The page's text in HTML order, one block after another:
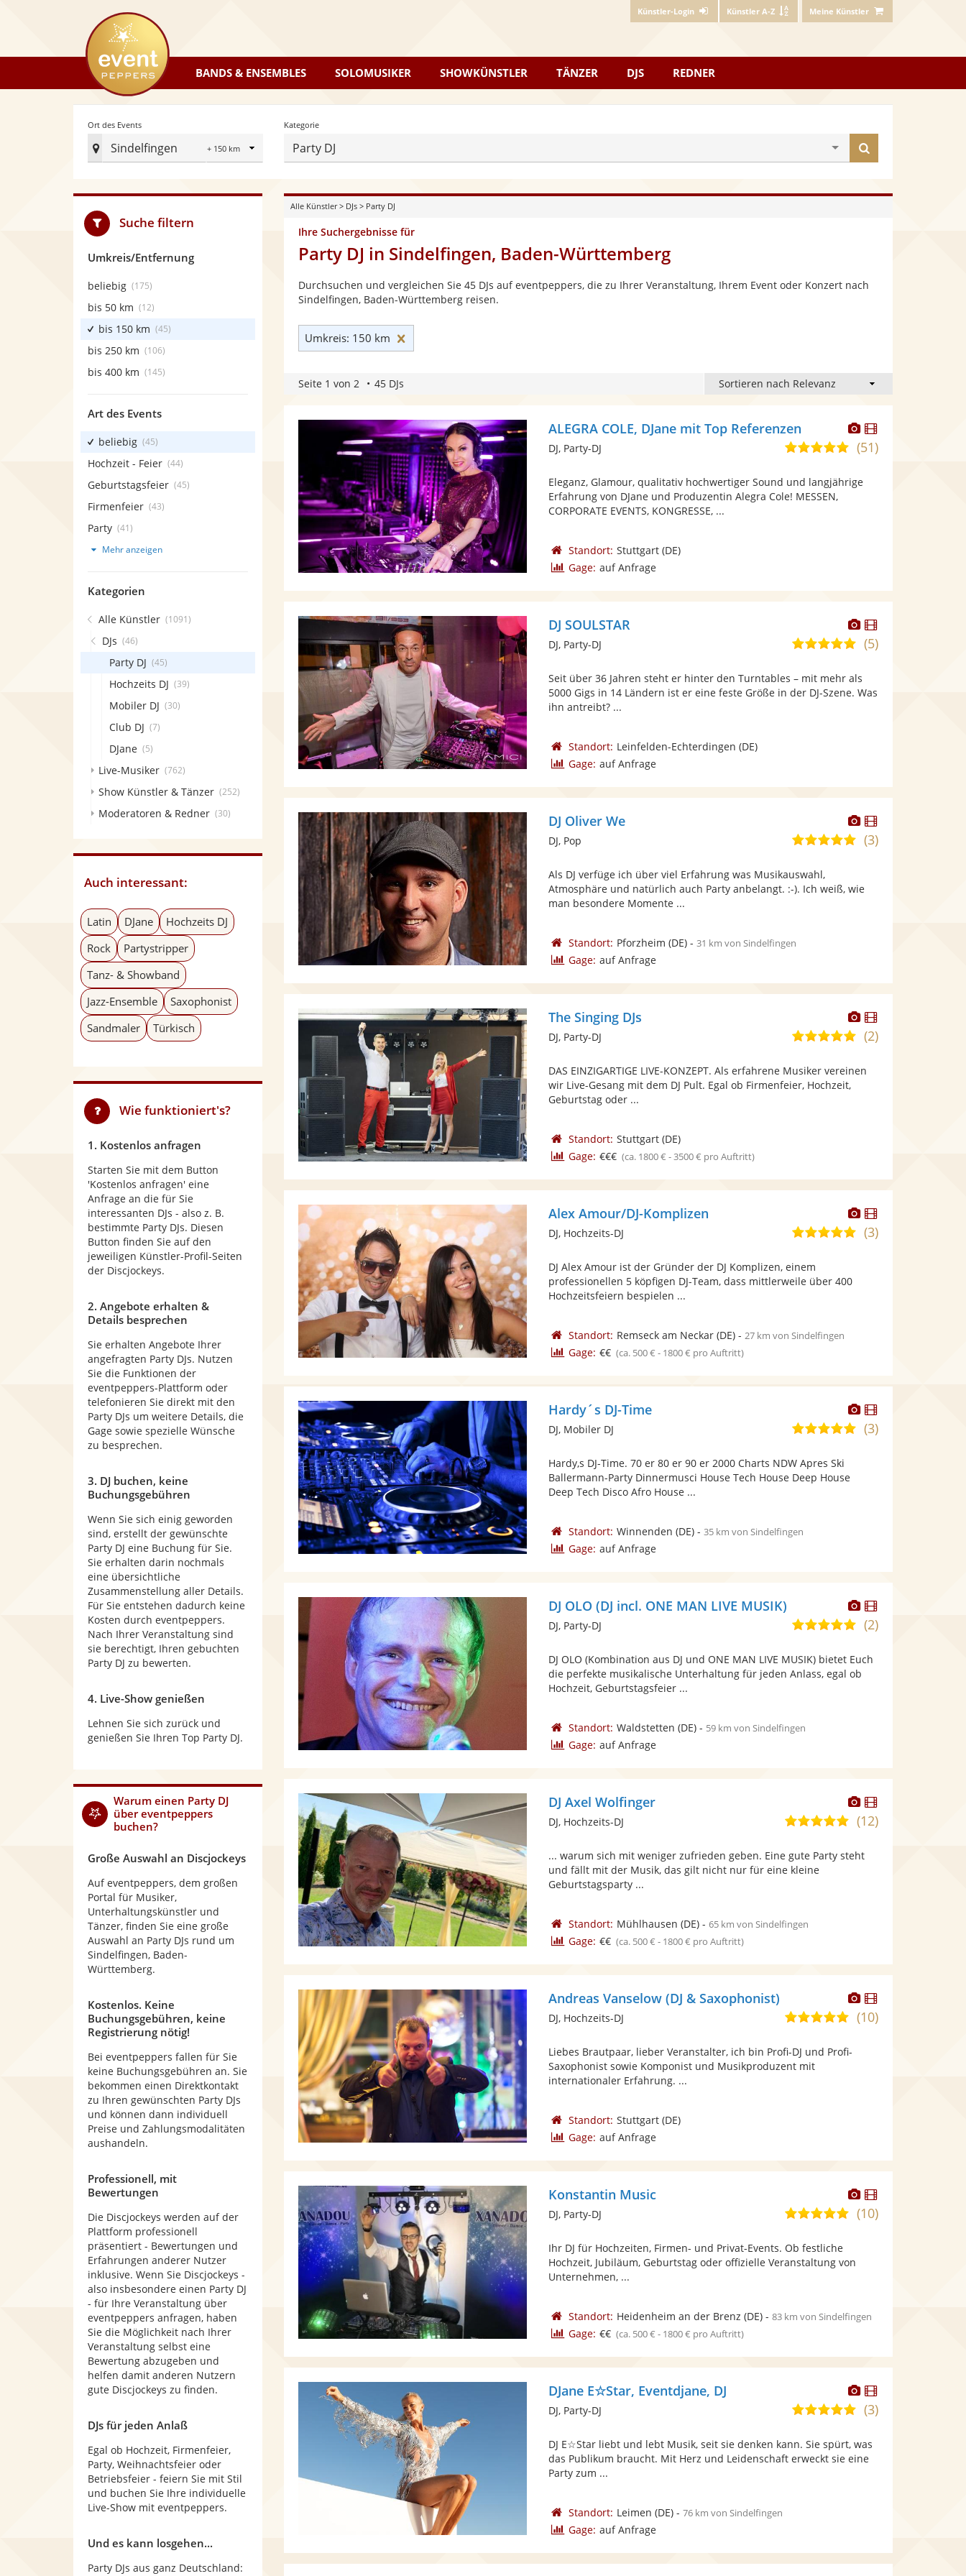
Künstler-Login Künstler A-Z Meine Künstler
eventpeppers
BANDS & ENSEMBLES SOLOMUSIKER SHOWKÜNSTLER TÄNZER DJS REDNER
Ort des Events
Sindelfingen
Radius
Ort
Events
festlegen
Kategorie
Party DJ
finden
Alle Künstler> DJs> Party DJ
Ihre Suchergebnisse für
Party DJ in Sindelfingen, Baden-Württemberg
Durchsuchen und vergleichen Sie 45 DJs auf eventpeppers, die zu Ihrer Veranstaltung, Ihrem Event oder Konzert nach
Sindelfingen, Baden-Württemberg reisen.
Umkreis: 150 km
Seite 1 von 2 45 DJs
Dieser
Künstler
stellt
bereit.
Dieser
Künstler
ALEGRA COLE, DJane mit Top Referenzen
5,0
5
(51)
DJ, Party-DJ
Eleganz, Glamour, qualitativ hochwertiger Sound und langjährige
Erfahrung von DJane und Produzentin Alegra Cole! MESSEN,
CORPORATE EVENTS, KONGRESSE, ...
Standort: Stuttgart(DE)
Gage: auf Anfrage
Dieser
Künstler
stellt
bereit.
Dieser
Künstler
DJ SOULSTAR
5,0
5
Sternen
(5)
DJ, Party-DJ
Seit über 36 Jahren steht er hinter den Turntables – mit mehr als
5000 Gigs in 14 Ländern ist er eine feste Größe in der DJ-Szene. Was
ihn antreibt? ...
Standort: Leinfelden-Echterdingen (DE)
Gage: auf Anfrage
Dieser
Künstler
stellt
Dieser
Künstler
DJ Oliver We
5,0
Sternen
(3)
DJ, Pop
Als DJ verfüge ich über viel Erfahrung was Musikauswahl,
Atmosphäre und natürlich auch Party anbelangt. :-). Ich weiß, wie
man besondere Momente ...
Standort: Pforzheim (DE)- 31 km von Sindelfingen
Gage: auf Anfrage
Dieser
Künstler
stellt
bereit.
Dieser
Künstler
The Singing DJs
5,0
5
(2)
DJ, Party-DJ
DAS EINZIGARTIGE LIVE-KONZEPT. Als erfahrene Musiker vereinen
wir Live-Gesang mit dem DJ Pult. Egal ob Firmenfeier, Hochzeit,
Geburtstag oder ...
Standort: Stuttgart(DE)
Gage: €€€ (ca. 1800 € - 3500 € pro Auftritt)
Dieser
Künstler
stellt
Dieser
Künstler
Alex Amour/DJ-Komplizen
5,0(3)
DJ, Hochzeits-DJ
DJ Alex Amour ist der Gründer der DJ Komplizen, einem
professionellen 5 köpfigen DJ-Team, dass mittlerweile über 400
Hochzeitsfeiern bespielen ...
Standort: Remseck am Neckar(DE)- 27 km von Sindelfingen
Gage: €€ (ca. 500 € - 1800 € pro Auftritt)
Dieser
Künstler
stellt
Dieser
Künstler
Hardy´s DJ-Time
4,8(3)
DJ, Mobiler DJ
Hardy,s DJ-Time. 70 er 80 er 90 er 2000 Charts NDW Apres Ski
Ballermann-Party Dinnermusci House Tech House Deep House
Deep Tech Disco Afro House ...
Standort: Winnenden (DE)- 35 km von Sindelfingen
Gage: auf Anfrage
Dieser
Künstler
stellt
Fotos
bereit.
Dieser
Künstler
DJ OLO (DJ incl. ONE MAN LIVE MUSIK)
5,0
5
Sternen
(2)
DJ, Party-DJ
DJ OLO (Kombination aus DJ und ONE MAN LIVE MUSIK) bietet Euch
die perfekte musikalische Unterhaltung für jeden Anlass, egal ob
Hochzeit, Geburtstagsfeier ...
Standort: Waldstetten (DE)- 59 km von Sindelfingen
Gage: auf Anfrage
Dieser
Künstler
stellt
bereit.
Dieser
Künstler
DJ Axel Wolfinger
5,0
5
(12)
DJ, Hochzeits-DJ
... warum sich mit weniger zufrieden geben. Eine gute Party steht
und fällt mit der Musik, das gilt nicht nur für eine kleine
Geburtstagsparty ...
Standort: Mühlhausen (DE)- 65 km von Sindelfingen
Gage: €€ (ca. 500 € - 1800 € pro Auftritt)
Dieser
Künstler
stellt
Dieser
Künstler
Andreas Vanselow (DJ & Saxophonist)
5,0
5
(10)
DJ, Hochzeits-DJ
Liebes Brautpaar, lieber Veranstalter, ich bin Profi-DJ und Profi-
Saxophonist sowie Komponist und Musikproduzent mit
internationaler Erfahrung. ...
Standort: Stuttgart(DE)
Gage: auf Anfrage
Dieser
Künstler
stellt
Dieser
Künstler
Konstantin Music
5,0
Sternen
(10)
DJ, Party-DJ
Ihr DJ für Hochzeiten, Firmen- und Privat-Events. Ob festliche
Hochzeit, Jubiläum, Geburtstag oder offizielle Veranstaltung von
Unternehmen, ...
Standort: Heidenheim an der Brenz (DE)- 83 km von Sindelfingen
Gage: €€ (ca. 500 € - 1800 € pro Auftritt)
Dieser
Künstler
stellt
bereit.
Dieser
Künstler
DJane E☆Star, Eventdjane, DJ
5,0
5
Sternen
(3)
DJ, Party-DJ
DJ E☆Star liebt und lebt Musik, seit sie denken kann. Sie spürt, was
das Publikum braucht. Mit Herz und Leidenschaft erweckt sie eine
Party zum ...
Standort: Leimen (DE)- 76 km von Sindelfingen
Gage: auf Anfrage
Suche filtern
Umkreis/Entfernung
beliebig (175)
bis 50 km (12)
bis 150 km (45)
bis 250 km (106)
bis 400 km (145)
Art des Events
beliebig (45)
Hochzeit - Feier (44)
Geburtstagsfeier (45)
Firmenfeier (43)
Party (41)
Mehr anzeigen
Kategorien
Alle Künstler (1091)
DJs (46)
Party DJ (45)
Hochzeits DJ (39)
Mobiler DJ (30)
Club DJ (7)
DJane (5)
Live-Musiker (762)
Show Künstler & Tänzer (252)
Moderatoren & Redner (30)
Auch interessant:
Latin DJane
Hochzeits DJ
Rock
Partystripper
Tanz- & Showband
Jazz-Ensemble
Saxophonist
Sandmaler
Türkisch
Wie funktioniert's?
1. Kostenlos anfragen
Starten Sie mit dem Button
'Kostenlos anfragen' eine
Anfrage an die für Sie
interessanten DJs - also z. B.
bestimmte Party DJs. Diesen
Button finden Sie auf den
jeweiligen Künstler-Profil-Seiten
der Discjockeys.
2. Angebote erhalten &
Details besprechen
Sie erhalten Angebote Ihrer
angefragten Party DJs. Nutzen
Sie die Funktionen der
eventpeppers-Plattform oder
telefonieren Sie direkt mit den
Party DJs um weitere Details, die
Gage sowie spezielle Wünsche
zu besprechen.
3. DJ buchen, keine
Buchungsgebühren
Wenn Sie sich einig geworden
sind, erstellt der gewünschte
Party DJ eine Buchung für Sie.
Sie erhalten darin nochmals
eine übersichtliche
Zusammenstellung aller Details.
Für Sie entstehen dadurch keine
Kosten durch eventpeppers.
Nach Ihrer Veranstaltung sind
sie berechtigt, Ihren gebuchten
Party DJ zu bewerten.
4. Live-Show genießen
Lehnen Sie sich zurück und
genießen Sie Ihren Top Party DJ.
Warum einen Party DJ
über eventpeppers
buchen?
Große Auswahl an Discjockeys
Auf eventpeppers, dem großen
Portal für Musiker,
Unterhaltungskünstler und
Tänzer, finden Sie eine große
Auswahl an Party DJs rund um
Sindelfingen, Baden-
Württemberg.
Kostenlos. Keine
Buchungsgebühren, keine
Registrierung nötig!
Bei eventpeppers fallen für Sie
keine Buchungsgebühren an. Sie
bekommen einen Direktkontakt
zu Ihren gewünschten Party DJs
und können dann individuell
Preise und Zahlungsmodalitäten
aushandeln.
Professionell, mit
Bewertungen
Die Discjockeys werden auf der
Plattform professionell
präsentiert - Bewertungen und
Erfahrungen anderer Nutzer
inklusive. Wenn Sie Discjockeys -
also insbesondere einen Party DJ
- für Ihre Veranstaltung über
eventpeppers anfragen, haben
Sie die Möglichkeit nach Ihrer
Veranstaltung selbst eine
Bewertung abzugeben und
helfen damit anderen Nutzern
gute Discjockeys zu finden.
DJs für jeden Anlaß
Egal ob Hochzeit, Firmenfeier,
Party, Weihnachtsfeier oder
Betriebsfeier - feiern Sie mit Stil
und buchen Sie Ihre individuelle
Live-Show mit eventpeppers.
Und es kann losgehen...
Party DJs aus ganz Deutschland: